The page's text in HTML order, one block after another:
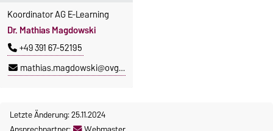
Koordinator AG E-Learning
Dr. Mathias Magdowski
+49 391 67-52195
mathias.magdowski@ovgu.de
Letzte Änderung: 25.11.2024